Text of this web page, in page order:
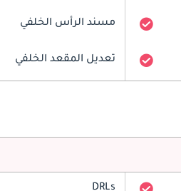
مسند الرأس الخلفي
تعديل المقعد الخلفي
DRLs